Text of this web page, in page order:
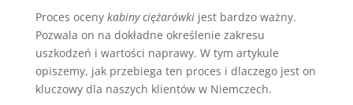
Proces oceny kabiny ciężarówkijest bardzo ważny.
Pozwala on na dokładne określenie zakresu
uszkodzeń i wartości naprawy. W tym artykule
opiszemy, jak przebiega ten proces i dlaczego jest on
kluczowy dla naszych klientów w Niemczech.